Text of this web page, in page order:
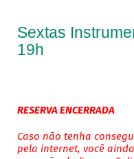
Sextas
19h
RESERVA ENCERRADA
Caso não tenha
pela internet, você